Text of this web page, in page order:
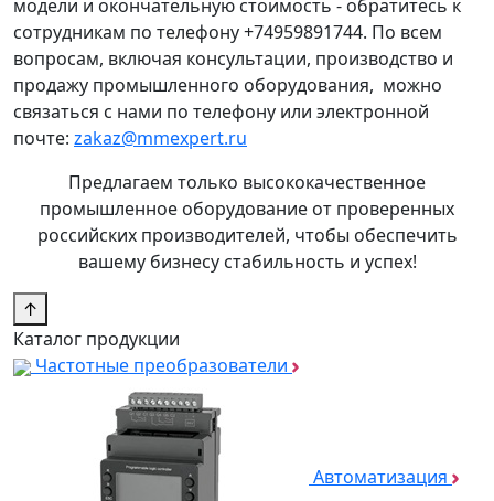
модели и окончательную стоимость - обратитесь к
сотрудникам по телефону +74959891744. По всем
вопросам, включая консультации, производство и
продажу промышленного оборудования, можно
связаться с нами по телефону или электронной
почте: zakaz@mmexpert.ru
Предлагаем только высококачественное
промышленное оборудование от проверенных
российских производителей, чтобы обеспечить
вашему бизнесу стабильность и успех!
↑
Каталог продукции
Частотные преобразователи
Автоматизация